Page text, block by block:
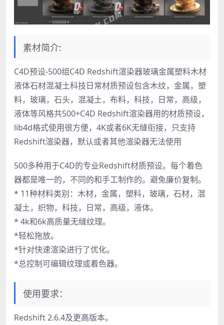
素材简介:
C4D预设-500组C4D Redshift渲染器玻璃金属塑料木材
液体石材混凝土科技日常材质预设包含木纹，金属，塑
料，玻璃，石头，混凝土，布料，科技，日常，高级，
液体等风格共500+C4D Redshift渲染器用的材质预设，
lib4d格式使用很方便，4K或者6K无缝衔接，只支持
Redshift渲染器，默认或者其他渲染器无法使用
500多种用于C4D的专业Redshift材质预设。每个着色
器都是唯一的，不同的和手工制作的。避免廉价复制。
* 11种材料类别：木材，金属，塑料，玻璃，石材，混
凝土，织物，科技，日常，高级，液体。
* 4k和6k高质量无缝纹理。
*轻松拖放。
*针对快速渲染进行了优化。
*总控制可编辑纹理或着色器。
使用要求：
Redshift 2.6.4及更高版本。